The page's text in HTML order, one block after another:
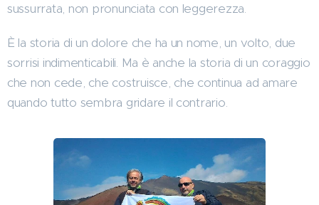
sussurrata, non pronunciata con leggerezza.
È la storia di un dolore che ha un nome, un volto, due
sorrisi indimenticabili. Ma è anche la storia di un coraggio
che non cede, che costruisce, che continua ad amare
quando tutto sembra gridare il contrario.